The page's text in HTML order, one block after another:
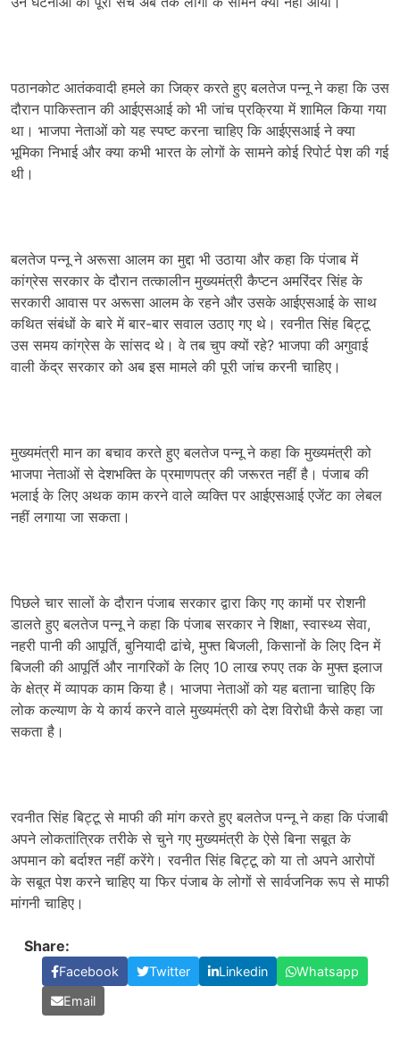
पठानकोट आतंकवादी हमले का जिक्र करते हुए बलतेज पन्नू ने कहा कि उस
दौरान पाकिस्तान की आईएसआई को भी जांच प्रक्रिया में शामिल किया गया
था। भाजपा नेताओं को यह स्पष्ट करना चाहिए कि आईएसआई ने क्या
भूमिका निभाई और क्या कभी भारत के लोगों के सामने कोई रिपोर्ट पेश की गई
थी।
बलतेज पन्नू ने अरूसा आलम का मुद्दा भी उठाया और कहा कि पंजाब में
कांग्रेस सरकार के दौरान तत्कालीन मुख्यमंत्री कैप्टन अमरिंदर सिंह के
सरकारी आवास पर अरूसा आलम के रहने और उसके आईएसआई के साथ
कथित संबंधों के बारे में बार-बार सवाल उठाए गए थे। रवनीत सिंह बिट्टू
उस समय कांग्रेस के सांसद थे। वे तब चुप क्यों रहे? भाजपा की अगुवाई
वाली केंद्र सरकार को अब इस मामले की पूरी जांच करनी चाहिए।
मुख्यमंत्री मान का बचाव करते हुए बलतेज पन्नू ने कहा कि मुख्यमंत्री को
भाजपा नेताओं से देशभक्ति के प्रमाणपत्र की जरूरत नहीं है। पंजाब की
भलाई के लिए अथक काम करने वाले व्यक्ति पर आईएसआई एजेंट का लेबल
नहीं लगाया जा सकता।
पिछले चार सालों के दौरान पंजाब सरकार द्वारा किए गए कामों पर रोशनी
डालते हुए बलतेज पन्नू ने कहा कि पंजाब सरकार ने शिक्षा, स्वास्थ्य सेवा,
नहरी पानी की आपूर्ति, बुनियादी ढांचे, मुफ्त बिजली, किसानों के लिए दिन में
बिजली की आपूर्ति और नागरिकों के लिए 10 लाख रुपए तक के मुफ्त इलाज
के क्षेत्र में व्यापक काम किया है। भाजपा नेताओं को यह बताना चाहिए कि
लोक कल्याण के ये कार्य करने वाले मुख्यमंत्री को देश विरोधी कैसे कहा जा
सकता है।
रवनीत सिंह बिट्टू से माफी की मांग करते हुए बलतेज पन्नू ने कहा कि पंजाबी
अपने लोकतांत्रिक तरीके से चुने गए मुख्यमंत्री के ऐसे बिना सबूत के
अपमान को बर्दाश्त नहीं करेंगे। रवनीत सिंह बिट्टू को या तो अपने आरोपों
के सबूत पेश करने चाहिए या फिर पंजाब के लोगों से सार्वजनिक रूप से माफी
मांगनी चाहिए।
Share:
Facebook Twitter Linkedin
Whatsapp
Email